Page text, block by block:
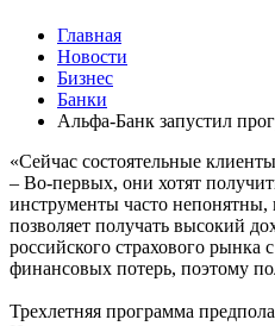
Главная
Новости
Бизнес
Банки
Альфа-Банк запустил
«Сейчас состоятельные
– Во-первых, они хотят
инструменты часто
позволяет получать высокий
российского страхового
финансовых потерь, поэтому
Трехлетняя программа